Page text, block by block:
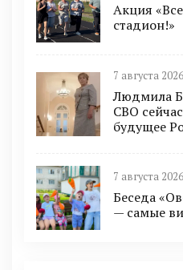
Акция
стадион!»
7 августа
Людмила
СВО
будущее
7 августа
Беседа
— самые